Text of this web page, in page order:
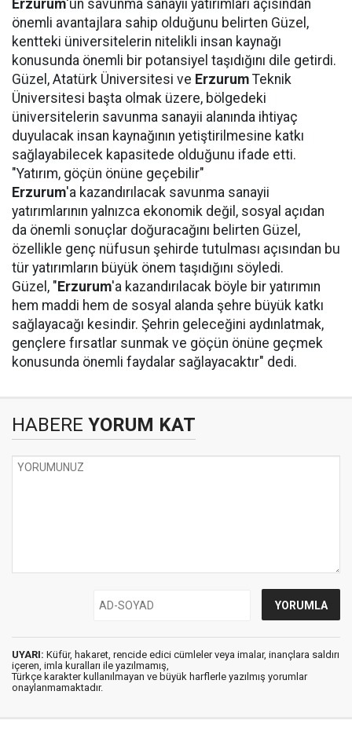
Erzurum'un savunma sanayii yatırımları açısından
önemli avantajlara sahip olduğunu belirten Güzel,
kentteki üniversitelerin nitelikli insan kaynağı
konusunda önemli bir potansiyel taşıdığını dile getirdi.
Güzel, Atatürk Üniversitesi ve Erzurum Teknik
Üniversitesi başta olmak üzere, bölgedeki
üniversitelerin savunma sanayii alanında ihtiyaç
duyulacak insan kaynağının yetiştirilmesine katkı
sağlayabilecek kapasitede olduğunu ifade etti.
"Yatırım, göçün önüne geçebilir"
Erzurum'a kazandırılacak savunma sanayii
yatırımlarının yalnızca ekonomik değil, sosyal açıdan
da önemli sonuçlar doğuracağını belirten Güzel,
özellikle genç nüfusun şehirde tutulması açısından bu
tür yatırımların büyük önem taşıdığını söyledi.
Güzel, " Erzurum'a kazandırılacak böyle bir yatırımın
hem maddi hem de sosyal alanda şehre büyük katkı
sağlayacağı kesindir. Şehrin geleceğini aydınlatmak,
gençlere fırsatlar sunmak ve göçün önüne geçmek
konusunda önemli faydalar sağlayacaktır" dedi.
HABERE YORUM KAT
UYARI: Küfür, hakaret, rencide edici cümleler veya imalar, inançlara saldırı
içeren, imla kuralları ile yazılmamış,
Türkçe karakter kullanılmayan ve büyük harflerle yazılmış yorumlar
onaylanmamaktadır.